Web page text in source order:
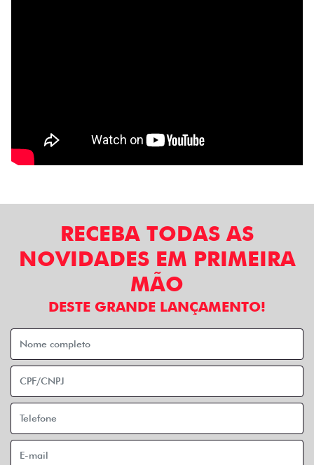
RECEBA TODAS AS
NOVIDADES EM PRIMEIRA
MÃO
DESTE GRANDE LANÇAMENTO!